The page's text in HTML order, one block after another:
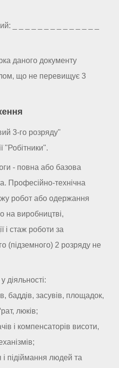
_ _ _ _ _ _ _ _ _ _ _ _ _ _
даного документу
що не перевищує 3
3-го розряду"
"Робітники".
- повна або базова
Професійно-технічна
робот або одержання
на виробництві,
і стаж роботи за
(підземного) 2 розряду не
діяльності:
баддів, засувів, площадок,
люків;
і компенсаторів висоти,
підіймання людей та